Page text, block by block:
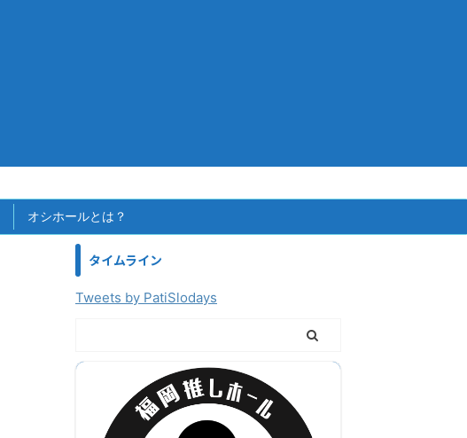
オシホールとは？
タイムライン
Tweets by PatiSlodays